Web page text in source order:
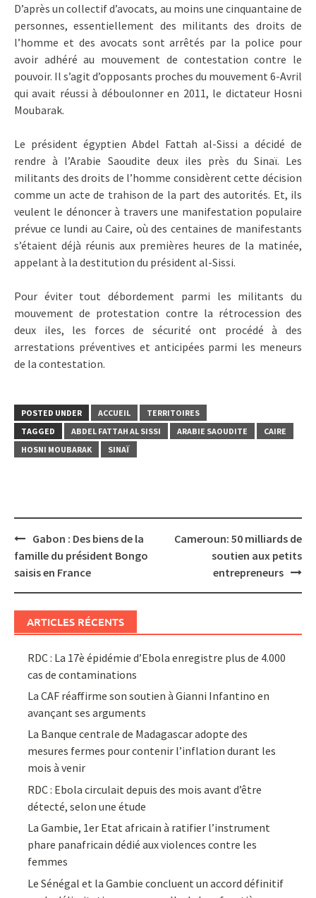
D’après un collectif d’avocats, au moins une cinquantaine de
personnes, essentiellement des militants des droits de
l’homme et des avocats sont arrêtés par la police pour
avoir adhéré au mouvement de contestation contre le
pouvoir. Il s’agit d’opposants proches du mouvement 6-Avril
qui avait réussi à déboulonner en 2011, le dictateur Hosni
Moubarak.
Le président égyptien Abdel Fattah al-Sissi a décidé de
rendre à l’Arabie Saoudite deux iles près du Sinaï. Les
militants des droits de l’homme considèrent cette décision
comme un acte de trahison de la part des autorités. Et, ils
veulent le dénoncer à travers une manifestation populaire
prévue ce lundi au Caire, où des centaines de manifestants
s’étaient déjà réunis aux premières heures de la matinée,
appelant à la destitution du président al-Sissi.
Pour éviter tout débordement parmi les militants du
mouvement de protestation contre la rétrocession des
deux iles, les forces de sécurité ont procédé à des
arrestations préventives et anticipées parmi les meneurs
de la contestation.
POSTED UNDER ACCUEIL
TERRITOIRES
TAGGED
ABDEL FATTAH AL SISSI ARABIE SAOUDITE
CAIRE
HOSNI MOUBARAK
SINAÏ
Post
navigation
Gabon : Des biens de la
famille du président Bongo
saisis en France
Cameroun: 50 milliards de
soutien aux petits
entrepreneurs
ARTICLES RÉCENTS
RDC : La 17è épidémie d’Ebola enregistre plus de 4.000
cas de contaminations
La CAF réaffirme son soutien à Gianni Infantino en
avançant ses arguments
La Banque centrale de Madagascar adopte des
mesures fermes pour contenir l’inflation durant les
mois à venir
RDC : Ebola circulait depuis des mois avant d’être
détecté, selon une étude
La Gambie, 1er Etat africain à ratifier l’instrument
phare panafricain dédié aux violences contre les
femmes
Le Sénégal et la Gambie concluent un accord définitif